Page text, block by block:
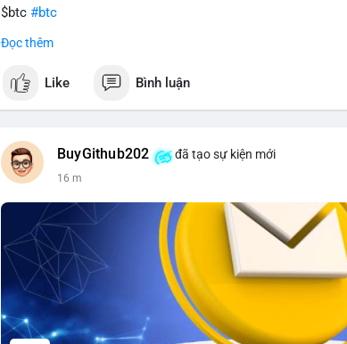
$btc #btc
#vlikevn
📰 Nguồn: CoinDesk
Đọc thêm
Like Bình luận
BuyGithub202 đã tạo sự kiện mới
16 m